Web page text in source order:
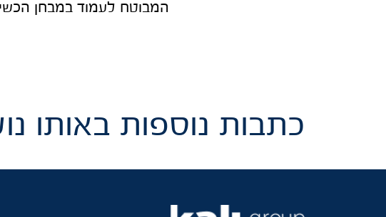
המבוטח לעמוד במבחן
כתבות נוספות באותו